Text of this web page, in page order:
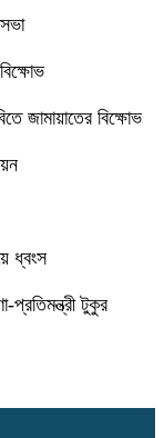
জামায়াতের বিক্ষোভ
ধ্বংস
প্রতিমন্ত্রী টুকুর